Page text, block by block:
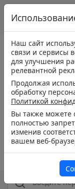
Наш сайт
связи и сервисы
для улучшения
релевантной
Продолжая
обработку
Политикой
Вы также можете
полностью
изменив
вашем веб-